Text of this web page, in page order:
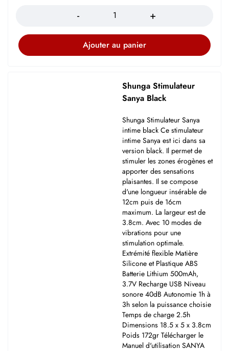
Ajouter au panier
Shunga Stimulateur
Sanya Black
Shunga Stimulateur Sanya
intime black Ce stimulateur
intime Sanya est ici dans sa
version black. Il permet de
stimuler les zones érogènes et
apporter des sensations
plaisantes. Il se compose
d'une longueur insérable de
12cm puis de 16cm
maximum. La largeur est de
3.8cm. Avec 10 modes de
vibrations pour une
stimulation optimale.
Extrémité flexible Matière
Silicone et Plastique ABS
Batterie Lithium 500mAh,
3.7V Recharge USB Niveau
sonore 40dB Autonomie 1h à
3h selon la puissance choisie
Temps de charge 2.5h
Dimensions 18.5 x 5 x 3.8cm
Poids 172gr Télécharger le
Manuel d'utilisation SANYA